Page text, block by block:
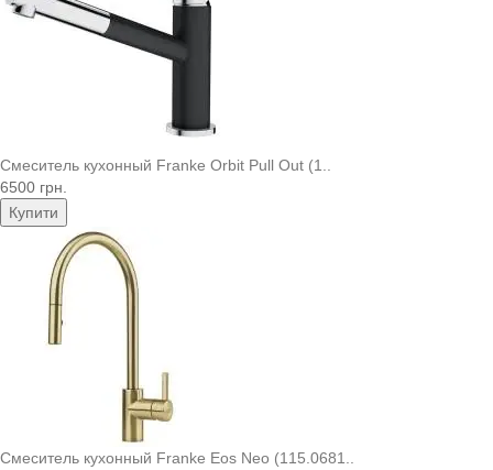
Смеситель кухонный Franke Orbit Pull Out (1..
6500 грн.
Купити
Смеситель кухонный Franke Eos Neo (115.0681..